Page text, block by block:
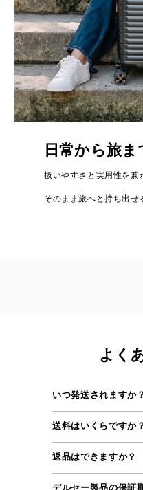
日常から旅
扱いやすさと実用性を兼
そのまま旅へと持ち出せ
よく
いつ発送されますか？
送料はいくらですか？
返品はできますか？